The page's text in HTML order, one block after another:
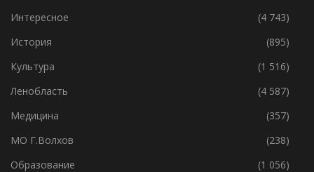
Интересное
(4 743)
История
(895)
Культура
(1 516)
Ленобласть
(4 587)
Медицина
(357)
МО Г.Волхов
(238)
Образование
(1 056)